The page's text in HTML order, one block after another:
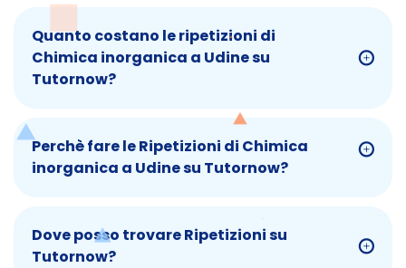
Quanto costano le ripetizioni di
Chimica inorganica a Udine su
Tutornow?
Perchè fare le Ripetizioni di Chimica
inorganica a Udine su Tutornow?
Dove posso trovare Ripetizioni su
Tutornow?